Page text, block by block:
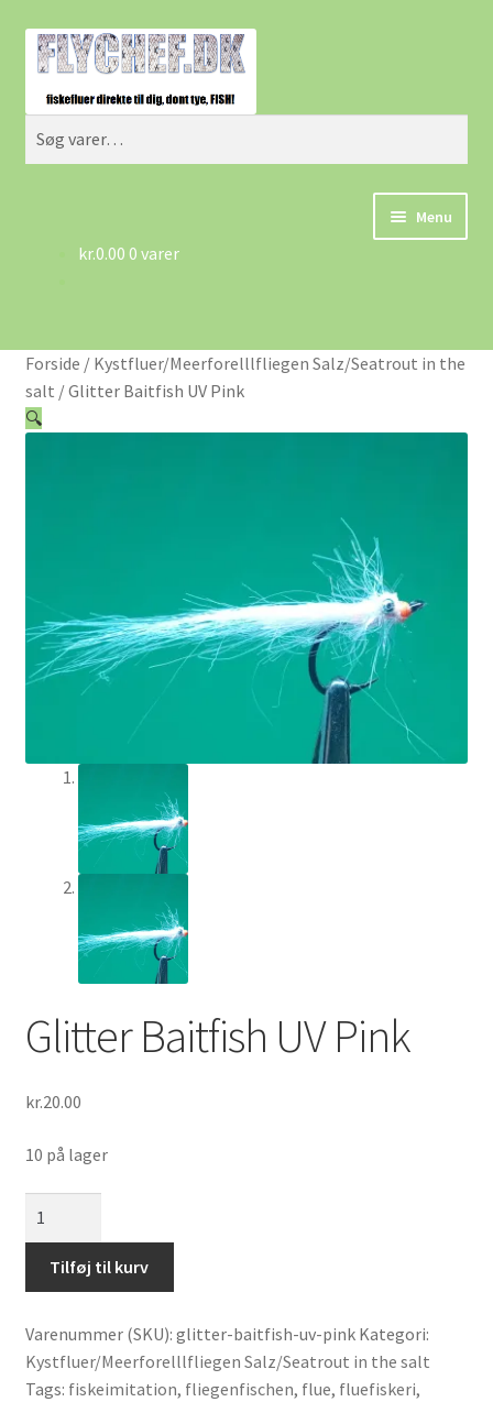
Spring
til
navigation
Spring
til
indhold
efter:
Søg
Menu
Cart
Privatlivspolitik
Shop
kr.0.00 0 varer
Forside / Kystfluer/Meerforelllfliegen Salz/Seatrout in the
salt /Glitter Baitfish UV Pink
🔍
Glitter Baitfish UV Pink
kr.20.00
10 på lager
Pink
Tilføj til kurv
Varenummer (SKU): glitter-baitfish-uv-pink Kategori:
Kystfluer/Meerforelllfliegen Salz/Seatrout in the salt
Tags: fiskeimitation, fliegenfischen, flue, fluefiskeri,